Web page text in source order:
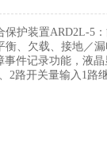
保护装置ARD2L-5
、欠载、接地／
件记录功能，液晶
2路开关量输入1路